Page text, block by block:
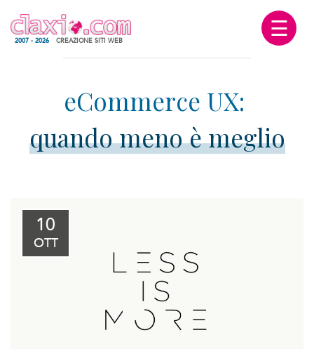
2007 - 2026 CREAZIONE SITI WEB ☰
quando meno è meglio
10
OTT